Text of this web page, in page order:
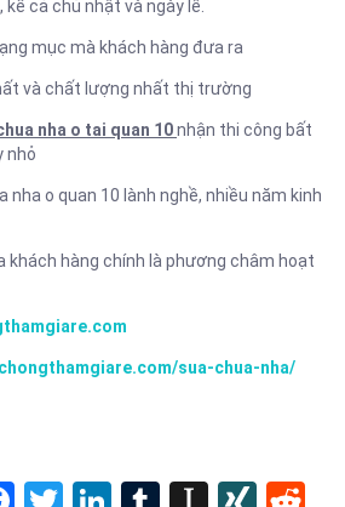
cả chủ nhật và ngày lễ.
mục mà khách hàng đưa ra
và chất lượng nhất thị trường
nha o tai quan 10nhận thi công bất
nhỏ
nha o quan 10 lành nghề, nhiều năm kinh
khách hàng chính là phương châm hoạt
sua-chua-nha/